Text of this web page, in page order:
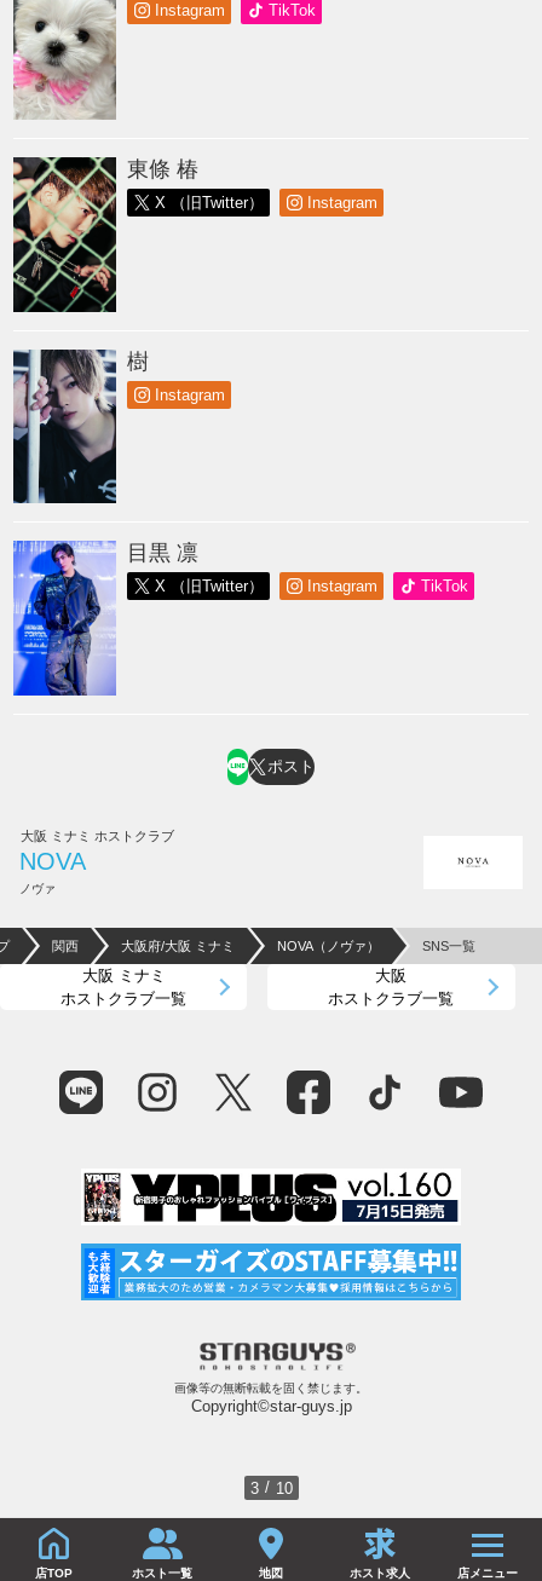
店TOP ホスト一覧 地図 ホスト求人 店メニュー
Instagram TikTok
東條 椿
X （旧Twitter） Instagram
樹
Instagram
目黒 凛
X （旧Twitter） Instagram TikTok
3 / 10
ポスト
大阪 ミナミ ホストクラブ
NOVA
ノヴァ
関西 大阪府/大阪 ミナミ NOVA（ノヴァ） SNS一覧
大阪 ミナミ
ホストクラブ一覧
大阪
ホストクラブ一覧
画像等の無断転載を固く禁じます。
Copyright©star-guys.jp